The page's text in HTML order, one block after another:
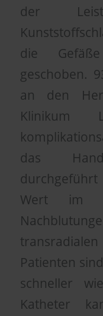
der
die
geschoben.
an den
Klinikum
das
Wert im
Patienten
schneller
Katheter